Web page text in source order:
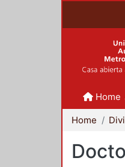
Home
Home